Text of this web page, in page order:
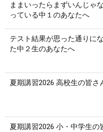
ままいったらまずいんじゃ
っている中１のあなたへ
テスト結果が思った通りに
た中２生のあなたへ
夏期講習2026 高校生の皆さ
夏期講習2026 小・中学生の